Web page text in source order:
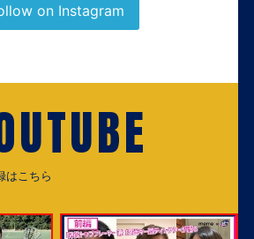
on Instagram
はこちら